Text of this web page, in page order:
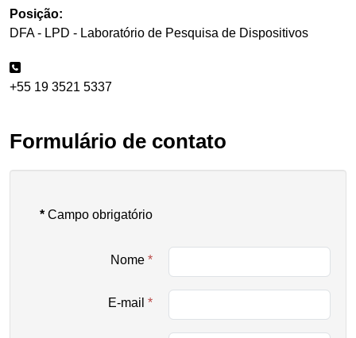
Posição:
DFA - LPD - Laboratório de Pesquisa de Dispositivos
+55 19 3521 5337
Formulário de contato
* Campo obrigatório
Nome *
E-mail *